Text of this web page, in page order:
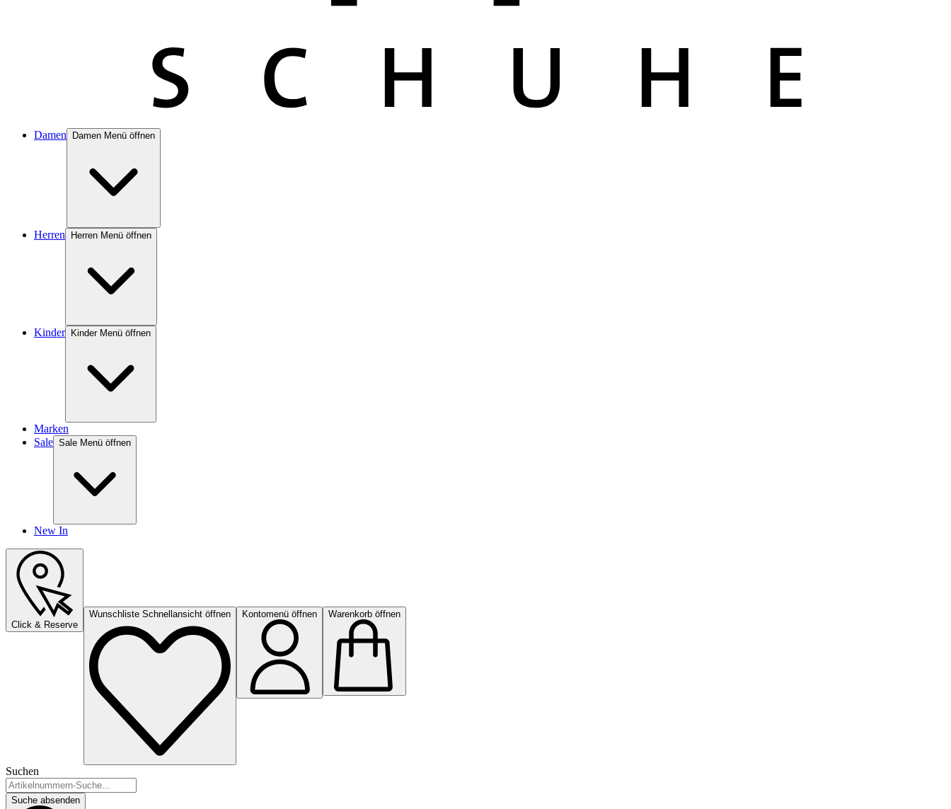
Damen Damen Menü öffnen
Herren Herren Menü öffnen
Kinder Kinder Menü öffnen
Marken
Sale Sale Menü öffnen
New In
Click & Reserve
Wunschliste Schnellansicht öffnen Kontomenü öffnen Warenkorb öffnen
Suchen
Suche absenden